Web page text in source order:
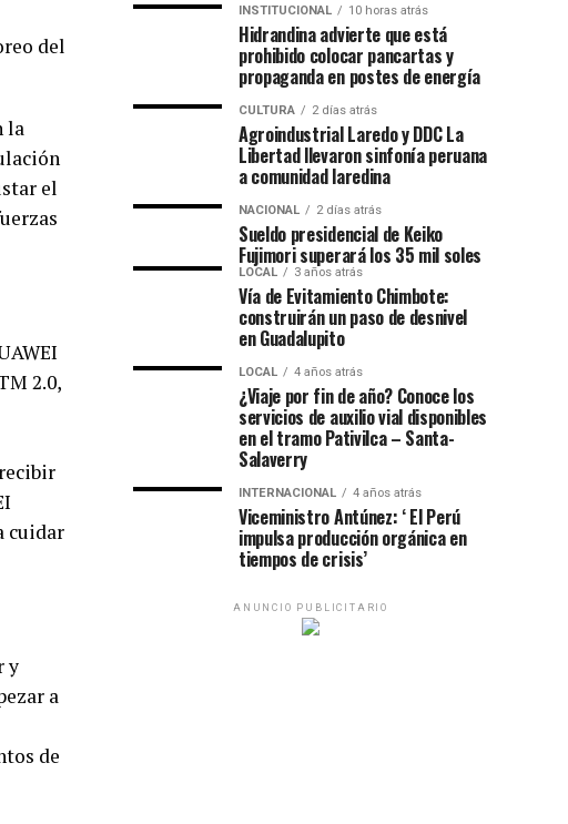
del
la
el
2.0,
cuidar
y
a
de
INSTITUCIONAL 10 horas atrás
Hidrandina advierte que está
prohibido colocar pancartas y
propaganda en postes de energía
CULTURA 2 días atrás
Agroindustrial Laredo y DDC La
Libertad llevaron sinfonía peruana
a comunidad laredina
NACIONAL 2 días atrás
Sueldo presidencial de Keiko
Fujimori superará los 35 mil soles
LOCAL 3 años atrás
Vía de Evitamiento Chimbote:
construirán un paso de desnivel
en Guadalupito
LOCAL 4 años atrás
¿Viaje por fin de año? Conoce los
servicios de auxilio vial disponibles
en el tramo Pativilca – Santa-
Salaverry
INTERNACIONAL 4 años atrás
Viceministro Antúnez: ‘ El Perú
impulsa producción orgánica en
tiempos de crisis’
ANUNCIO PUBLICITARIO